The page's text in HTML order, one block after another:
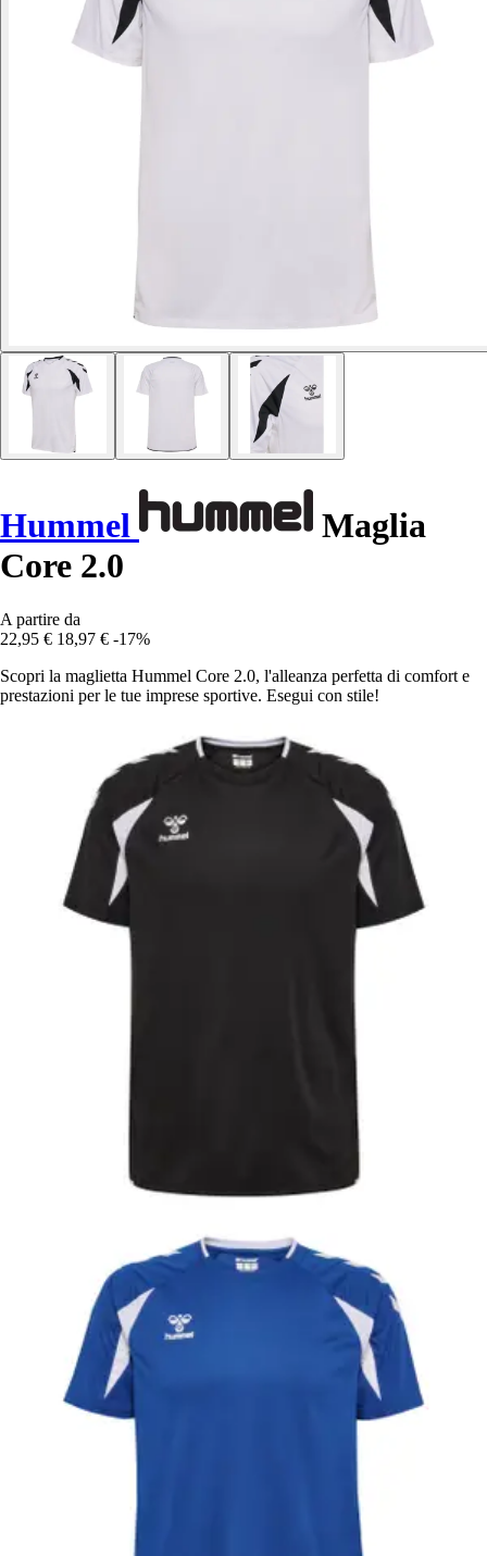
Hummel
Maglia
Core 2.0
A partire da
22,95 € 18,97 € -17%
Scopri la maglietta Hummel Core 2.0, l'alleanza perfetta di comfort e
prestazioni per le tue imprese sportive. Esegui con stile!